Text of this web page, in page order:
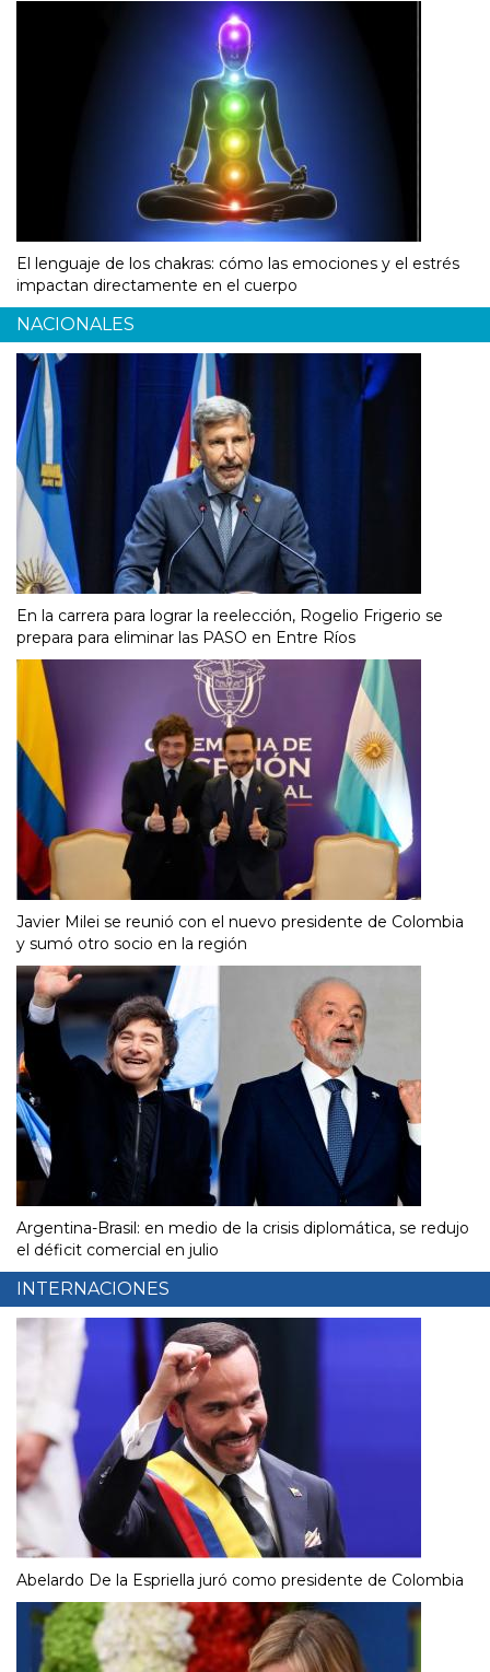
El lenguaje de los chakras: cómo las emociones y el estrés
impactan directamente en el cuerpo
NACIONALES
En la carrera para lograr la reelección, Rogelio Frigerio se
prepara para eliminar las PASO en Entre Ríos
Javier Milei se reunió con el nuevo presidente de Colombia
y sumó otro socio en la región
Argentina-Brasil: en medio de la crisis diplomática, se redujo
el déficit comercial en julio
INTERNACIONES
Abelardo De la Espriella juró como presidente de Colombia